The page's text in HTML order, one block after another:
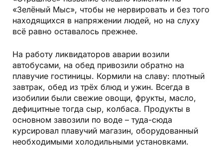
«Зелёный Мыс», чтобы не нервировать и без того
находящихся в напряжении людей, но на слуху
всё равно оставалось прежнее.
На работу ликвидаторов аварии возили
автобусами, на обед привозили обратно на
плавучие гостиницы. Кормили на славу: плотный
завтрак, обед из трёх блюд и ужин. Всегда в
изобилии были свежие овощи, фрукты, масло,
дефицитные тогда сыр, колбаса. Продукты в
основном завозили по воде – туда-сюда
курсировал плавучий магазин, оборудованный
необходимыми холодильными установками.